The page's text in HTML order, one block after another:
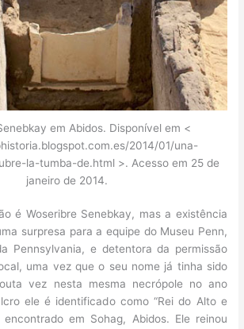
em Abidos. Disponível em <
2014/01/una-
la-tumba-de.html >. Acesso em 25 de
janeiro de 2014.
é Woseribre Senebkay, mas a existência
surpresa para a equipe do Museu Penn,
Pennsylvania, e detentora da permissão
uma vez que o seu nome já tinha sido
vez nesta mesma necrópole no ano
ele é identificado como “Rei do Alto e
em Sohag, Abidos. Ele reinou